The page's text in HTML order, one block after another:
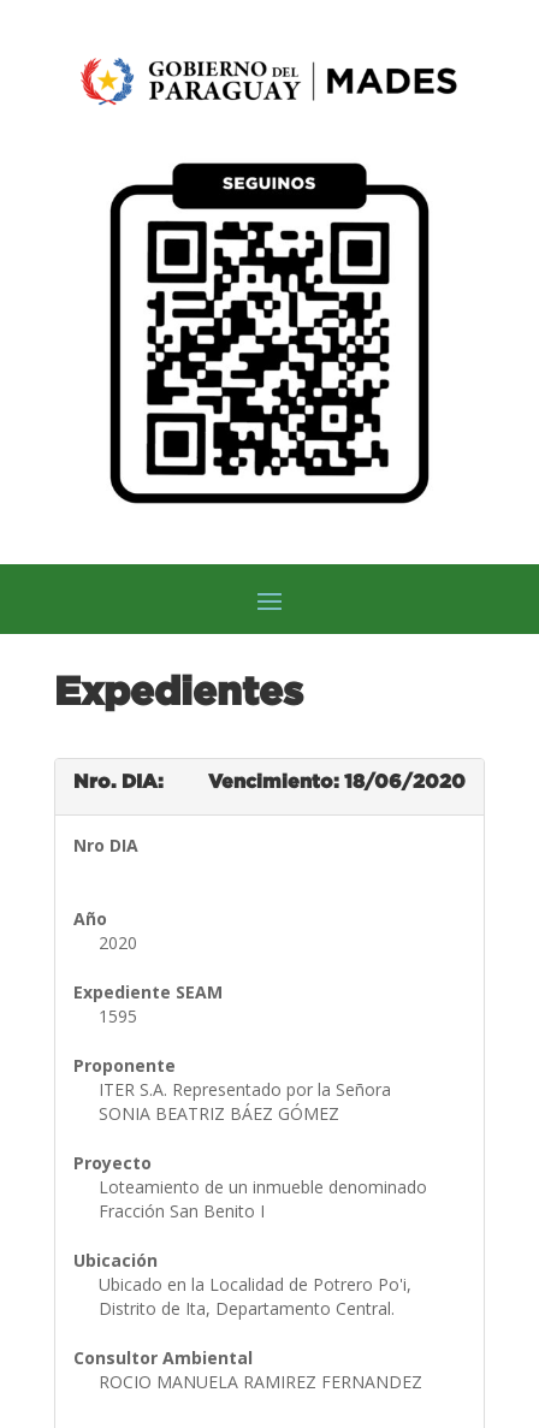
Expedientes
Nro. DIA: Vencimiento: 18/06/2020
Nro DIA
Año
2020
Expediente SEAM
1595
Proponente
ITER S.A. Representado por la Señora
SONIA BEATRIZ BÁEZ GÓMEZ
Proyecto
Loteamiento de un inmueble denominado
Fracción San Benito I
Ubicación
Ubicado en la Localidad de Potrero Po'i,
Distrito de Ita, Departamento Central.
Consultor Ambiental
ROCIO MANUELA RAMIREZ FERNANDEZ